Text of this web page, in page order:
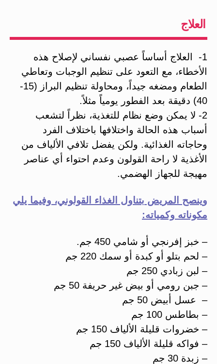
العلاج
1- العلاج أساساً عصبي نفساني لإصلاح هذه
الأخطاء، مع التعود على تنظيم الوجبات وتعاطي
الطعام ومضغه جيداً، ومحاولة تنظيم البراز (15-
40) دقيقة بعد الفطور يومياً مثلاً.
2- لا يمكن وضع نظام للتغذية، نظراً لتشعب
أسباب هذه الحالة واختلافها باختلاف الفرد
وحاجاته الغذائية. ولكن يفضل تلافي الألياف من
الأغذية لا راحة القولون وعدم احتواء أي عناصر
مهيجة للجهاز الهضمي.
وينصح المريض بتناول الغذاء القولوني، وفيما يلي
مكوناته وكمياته:
– خبز إفرنجي أو شامي 450 جم.
– لحم بتلو أو كبدة أو سمك 220 جم
– لبن زبادي 250 جم
– جبن رومي أو بيض غير حريفة 50 جم
– عسل أبيض 50 جم
– بطاطس 100 جم
– خضروات قليلة الألياف 150 جم
– فواكه قليلة الألياف 150 جم
– زبدة 30 جم